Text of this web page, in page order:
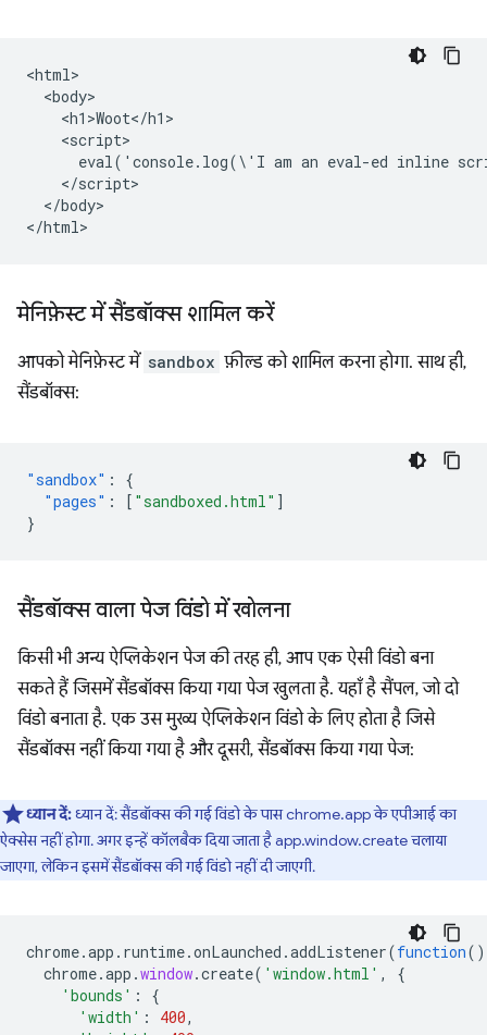
<html>
  <body>
    <h1>Woot</h1>
    <script>
eval('console.log(\'I am an eval-ed inline
    </script>
  </body>
मेनिफ़ेस्ट में सैंडबॉक्स शामिल करें
आपको मेनिफ़ेस्ट में sandbox फ़ील्ड को शामिल करना होगा. साथ ही,
सैंडबॉक्स:
"sandbox" :
{
"pages" : [ "sandboxed.html" ]
}
सैंडबॉक्स वाला पेजविंडो में खोलना
किसी भी अन्य ऐप्लिकेशन पेज की तरह ही, आप एक ऐसी विंडो बना
सकते हैं जिसमें सैंडबॉक्स किया गया पेज खुलता है. यहाँ है सैंपल, जो दो
विंडो बनाता है. एक उस मुख्य ऐप्लिकेशन विंडो के लिए होता है जिसे
सैंडबॉक्स नहीं किया गया है और दूसरी, सैंडबॉक्स किया गया पेज:
ध्यान दें:ध्यान दें: सैंडबॉक्स की गई विंडो के पास chrome.app के एपीआई का
ऐक्सेस नहीं होगा. अगर इन्हें कॉलबैक दिया जाता है app.window.create चलाया
जाएगा, लेकिन इसमें सैंडबॉक्स की गई विंडो नहीं दी जाएगी.
chrome.app . runtime.onLaunched .addListener(function()
chrome.app .window.create( 'window.html' ,
{
'bounds' :
{
'width' : 400,